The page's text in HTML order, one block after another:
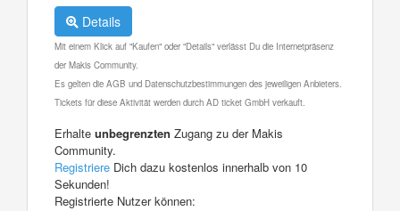
Details
Mit einem Klick auf "Kaufen" oder "Details" verlässt Du die Internetpräsenz
der Makis Community.
Es gelten die AGB und Datenschutzbestimmungen des jeweiligen Anbieters.
Tickets für diese Aktivität werden durch AD ticket GmbH verkauft.
Erhalte unbegrenzten Zugang zu der Makis
Community.
Registriere Dich dazu kostenlos innerhalb von 10
Sekunden!
Registrierte Nutzer können: